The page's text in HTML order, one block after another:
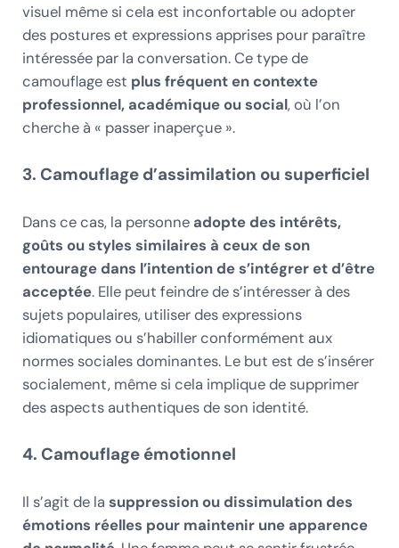
visuel même si cela est inconfortable ou adopter
des postures et expressions apprises pour paraître
intéressée par la conversation. Ce type de
camouflage est plus fréquent en contexte
professionnel, académique ou social, où l’on
cherche à « passer inaperçue ».
3. Camouflage d’assimilation ou superficiel
Dans ce cas, la personne adopte des intérêts,
goûts ou styles similaires à ceux de son
entourage dans l’intention de s’intégrer et d’être
acceptée. Elle peut feindre de s’intéresser à des
sujets populaires, utiliser des expressions
idiomatiques ou s’habiller conformément aux
normes sociales dominantes. Le but est de s’insérer
socialement, même si cela implique de supprimer
des aspects authentiques de son identité.
4. Camouflage émotionnel
Il s’agit de la suppression ou dissimulation des
émotions réelles pour maintenir une apparence